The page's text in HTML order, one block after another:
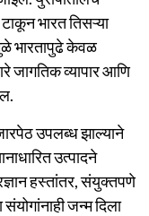
भारत तिसऱ्या
भारतापुढे केवळ
जागतिक व्यापार आणि
उपलब्ध झाल्याने
उत्पादने
हस्तांतर, संयुक्तपणे
जन्म दिला